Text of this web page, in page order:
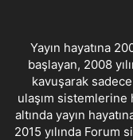
Yayın hayatına
başlayan, 2008
kavuşarak
ulaşım sistemlerine
altında yayın
2015 yılında Forum